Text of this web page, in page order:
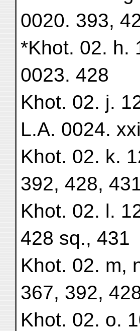
0020. 393,
*Khot. 02. h.
0023. 428
Khot. 02. j.
L.A. 0024.
Khot. 02. k.
392, 428,
Khot. 02. l.
428 sq., 431
Khot. 02. m,
367, 392,
Khot. 02. o.